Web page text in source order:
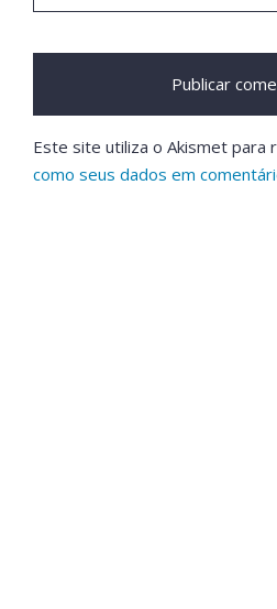
Este site utiliza o Akismet para
como seus dados em